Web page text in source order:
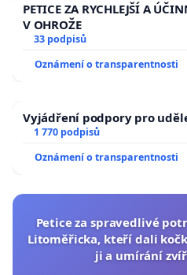
PETICE ZA RYCHLEJŠÍ A
V OHROŽE
33 podpisů
Oznámení o transparentnosti
Vyjádření podpory pro
1 770 podpisů
Oznámení o transparentnosti
Petice za spravedlivé
Litoměřicka, kteří dali
ji a umírání